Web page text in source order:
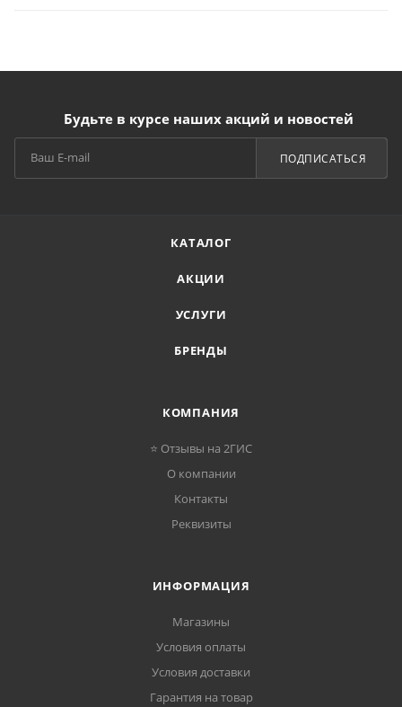
Будьте в курсе наших акций и новостей
ПОДПИСАТЬСЯ
КАТАЛОГ
АКЦИИ
УСЛУГИ
БРЕНДЫ
КОМПАНИЯ
⭐ Отзывы на 2ГИС
О компании
Контакты
Реквизиты
ИНФОРМАЦИЯ
Магазины
Условия оплаты
Условия доставки
Гарантия на товар